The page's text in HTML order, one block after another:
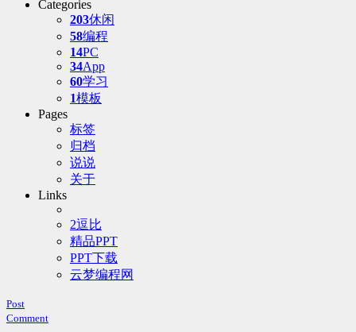
Categories
203休闲
58编程
14PC
34App
60学习
1模板
Pages
标签
归档
说说
关于
Links
2逗比
精品PPT
PPT下载
云梦编程网
Post
Comment